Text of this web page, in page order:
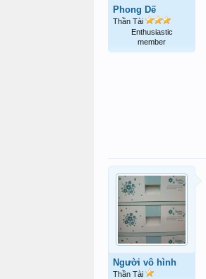
Phong Dế
Thần Tài
Enthusiastic
member
Người vô hình
Thần Tài